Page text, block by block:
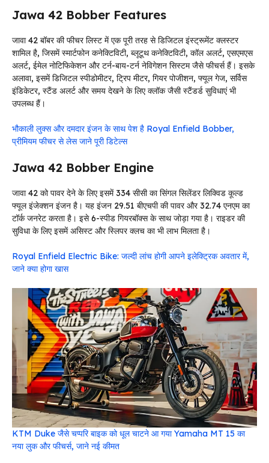
Jawa 42 Bobber Features
जावा 42 बॉबर की फीचर लिस्ट में एक पूरी तरह से डिजिटल इंस्ट्रूमेंट क्लस्टर
शामिल है, जिसमें स्मार्टफोन कनेक्टिविटी, ब्लूटूथ कनेक्टिविटी, कॉल अलर्ट, एसएमएस
अलर्ट, ईमेल नोटिफिकेशन और टर्न-बाय-टर्न नेविगेशन सिस्टम जैसे फीचर्स हैं। इसके
अलावा, इसमें डिजिटल स्पीडोमीटर, ट्रिप मीटर, गियर पोजीशन, फ्यूल गेज, सर्विस
इंडिकेटर, स्टैंड अलर्ट और समय देखने के लिए क्लॉक जैसी स्टैंडर्ड सुविधाएं भी
उपलब्ध हैं।
भौकाली लुक्स और दमदार इंजन के साथ पेश है Royal Enfield Bobber,
प्रीमियम फीचर से लेस जाने पूरी डिटेल्स
Jawa 42 Bobber Engine
जावा 42 को पावर देने के लिए इसमें 334 सीसी का सिंगल सिलेंडर लिक्विड कूल्ड
फ्यूल इंजेक्शन इंजन है। यह इंजन 29.51 बीएचपी की पावर और 32.74 एनएम का
टॉर्क जनरेट करता है। इसे 6-स्पीड गियरबॉक्स के साथ जोड़ा गया है। राइडर की
सुविधा के लिए इसमें असिस्ट और स्लिपर क्लच का भी लाभ मिलता है।
Royal Enfield Electric Bike: जल्दी लांच होगी आपने इलेक्ट्रिक अवतार में,
जाने क्या होगा खास
KTM Duke जैसे चप्परि बाइक को धूल चाटने आ गया Yamaha MT 15 का
नया लुक और फीचर्स, जाने नई कीमत